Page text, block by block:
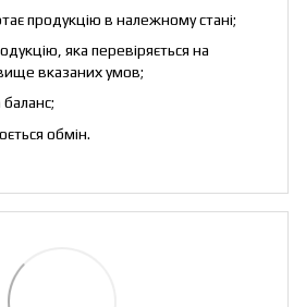
продукцію в належному стані;
яка перевіряється на
вище вказаних умов;
баланс;
обмін.